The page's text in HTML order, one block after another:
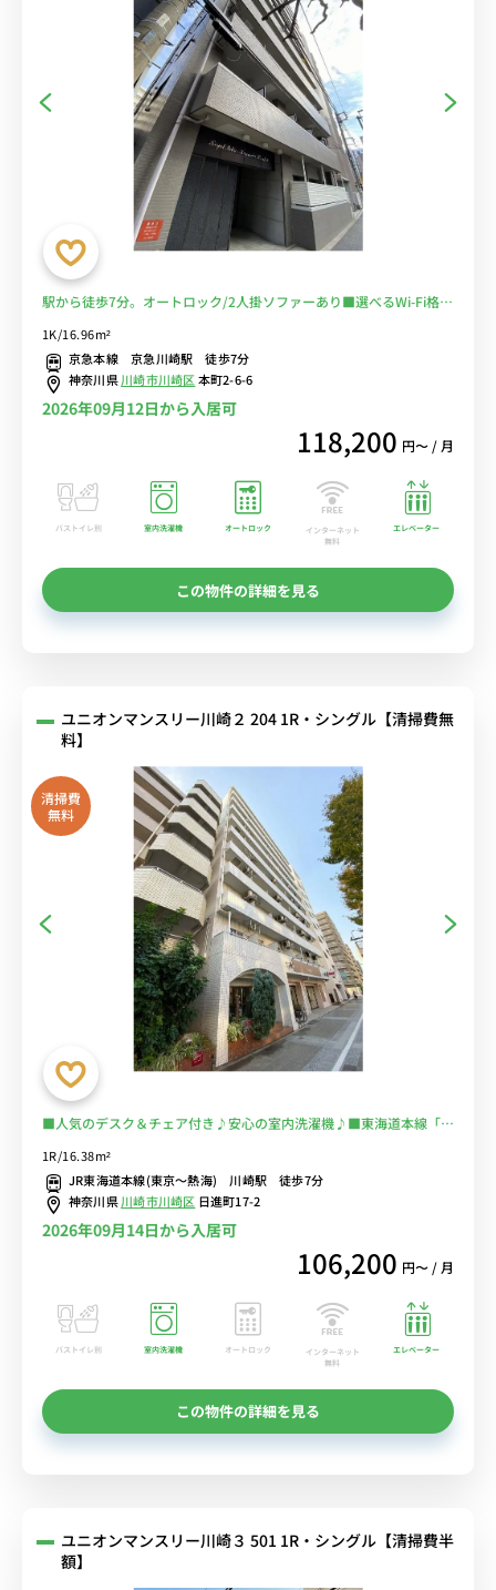
駅から徒歩7分。オートロック/2人掛ソファーあり■選べるWi-Fi格安
レンタル中！
1K/16.96m²
京急本線 京急川崎駅 徒歩7分
神奈川県川崎市川崎区本町2-6-6
2026年09月12日から入居可
118,200 円〜 / 月
バストイレ別 室内洗濯機 オートロック
インターネット
無料
エレベーター
この物件の詳細を見る
ユニオンマンスリー川崎２ 204 1R・シングル【清掃費無
料】
清掃費
無料
■人気のデスク＆チェア付き♪安心の室内洗濯機♪■東海道本線「川
1R/16.38m²
JR東海道本線(東京～熱海) 川崎駅 徒歩7分
神奈川県川崎市川崎区 日進町17-2
2026年09月14日から入居可
106,200 円〜 / 月
バストイレ別 室内洗濯機 オートロック
インターネット
無料
エレベーター
この物件の詳細を見る
ユニオンマンスリー川崎３ 501 1R・シングル【清掃費半
額】